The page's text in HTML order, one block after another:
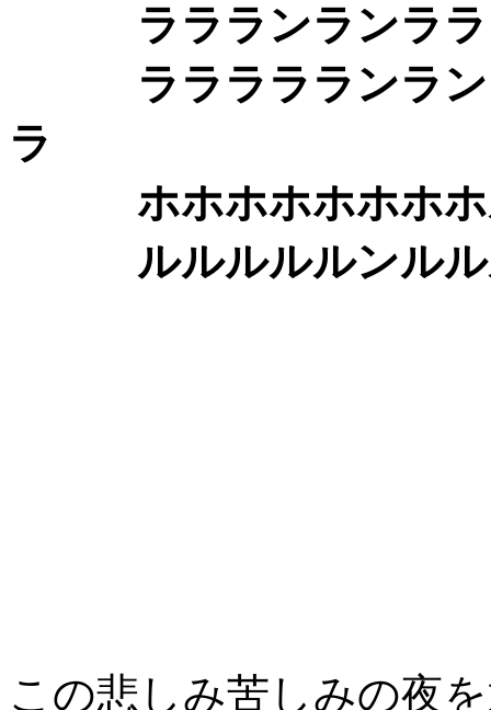
ララランランララ
ララララランラン
ラ
ホホホホホホホホ
ルルルルルンルル
この悲しみ苦しみの夜